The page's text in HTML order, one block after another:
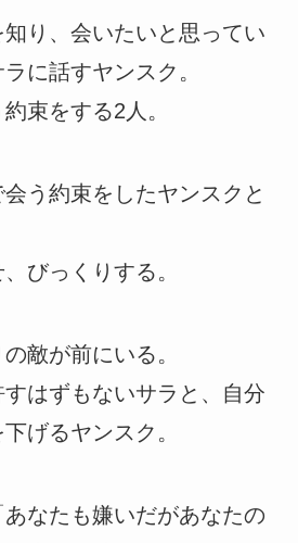
知り、会いたいと思ってい
に話すヤンスク。
束をする2人。
う約束をしたヤンスクと
びっくりする。
敵が前にいる。
はずもないサラと、自分
げるヤンスク。
なたも嫌いだがあなたの